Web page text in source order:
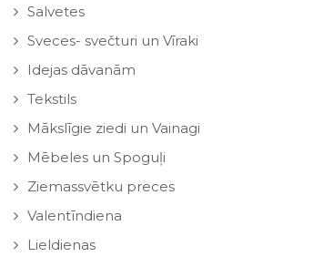
Salvetes
Sveces- svečturi un Vīraki
Idejas dāvanām
Tekstils
Mākslīgie ziedi un Vainagi
Mēbeles un Spoguļi
Ziemassvētku preces
Valentīndiena
Lieldienas